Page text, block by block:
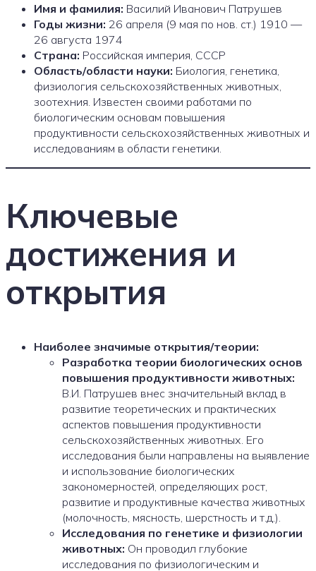
Имя и фамилия: Василий Иванович Патрушев
Годы жизни: 26 апреля (9 мая по нов. ст.) 1910 —
26 августа 1974
Страна: Российская империя, СССР
Область/области науки: Биология, генетика,
физиология сельскохозяйственных животных,
зоотехния. Известен своими работами по
биологическим основам повышения
продуктивности сельскохозяйственных животных и
исследованиям в области генетики.
Ключевые
достижения и
открытия
Наиболее значимые открытия/теории:
Разработка теории биологических основ
повышения продуктивности животных:
В.И. Патрушев внес значительный вклад в
развитие теоретических и практических
аспектов повышения продуктивности
сельскохозяйственных животных. Его
исследования были направлены на выявление
и использование биологических
закономерностей, определяющих рост,
развитие и продуктивные качества животных
(молочность, мясность, шерстность и т.д.).
Исследования по генетике и физиологии
животных: Он проводил глубокие
исследования по физиологическим и